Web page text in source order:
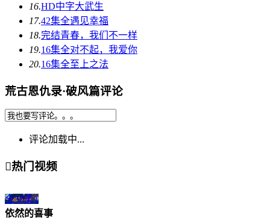
16.HD中字大武生
17.42集全遇见幸福
18.完结青春，我们不一样
19.16集全对不起，我爱你
20.16集全至上之法
荒古恩仇录·破风篇评论
评论加载中...
热门视频
全30集1
依然的喜事